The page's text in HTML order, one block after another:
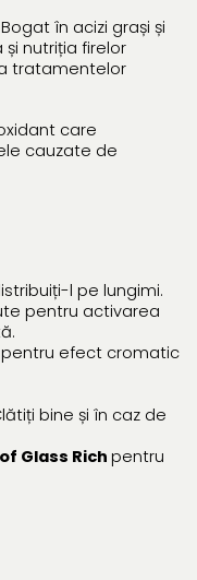
Bogat în acizi grași și
nutriția firelor
tratamentelor
care
cauzate de
l pe lungimi.
pentru activarea
pentru efect cromatic
bine și în caz de
Glass Rich pentru